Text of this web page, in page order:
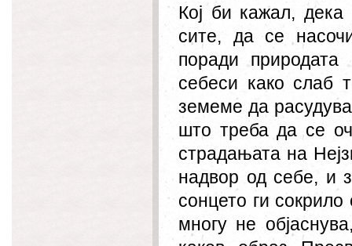
Кој би кажал, дека
сите, да се
поради
себеси како слаб
земеме да
што треба да се
страдањата на
надвор од себе, и
сонцето ги
многу не